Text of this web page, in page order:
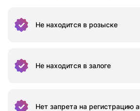
Не находится в розыске
Не находится в залоге
Нет запрета на регистрацию